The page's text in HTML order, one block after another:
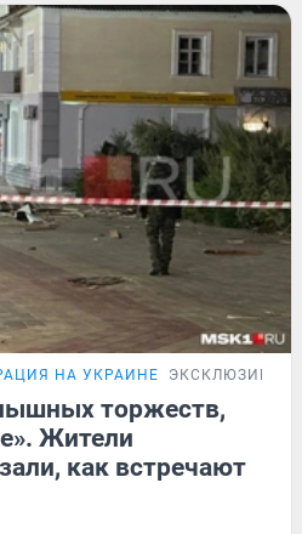
НА УКРАИНЕ ЭКСКЛЮЗИВ
торжеств,
Жители
как встречают